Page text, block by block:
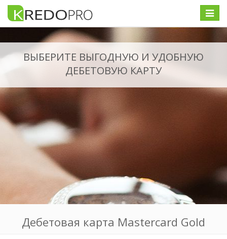
Меню
ВЫБЕРИТЕ ВЫГОДНУЮ И УДОБНУЮ
ДЕБЕТОВУЮ КАРТУ
Дебетовая карта Mastercard Gold